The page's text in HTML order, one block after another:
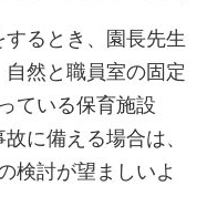
るとき、園長先生
然と職員室の固定
ている保育施設
に備える場合は、
検討が望ましいよ